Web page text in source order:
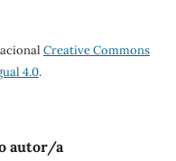
Creative Commons
4.0.
autor/a